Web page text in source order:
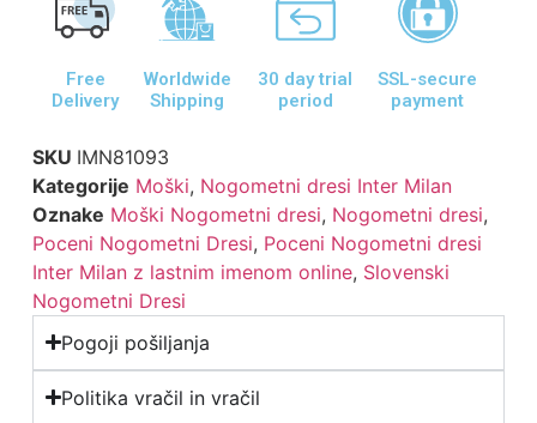
Free
Delivery
Worldwide
Shipping
30 day trial
period
SSL-secure
payment
SKU IMN81093
Kategorije Moški, Nogometni dresi Inter Milan
Oznake Moški Nogometni dresi, Nogometni dresi,
Poceni Nogometni Dresi, Poceni Nogometni dresi
Inter Milan z lastnim imenom online, Slovenski
Nogometni Dresi
Pogoji pošiljanja
Politika vračil in vračil